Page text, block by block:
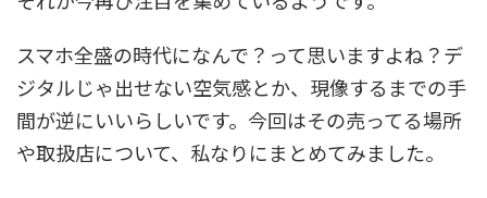
スマホ全盛の時代になんで？って思いますよね？デ
ジタルじゃ出せない空気感とか、現像するまでの手
間が逆にいいらしいです。今回はその売ってる場所
や取扱店について、私なりにまとめてみました。